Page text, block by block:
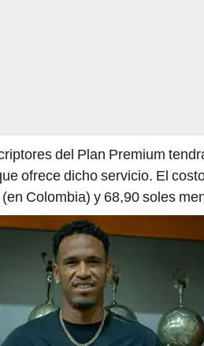
del Plan Premium
ofrece dicho servicio. El
Colombia) y 68,90 soles